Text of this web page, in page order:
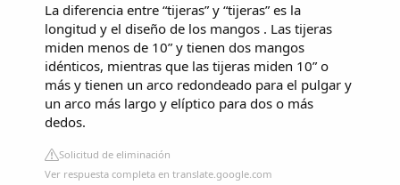
La diferencia entre “tijeras” y “tijeras” es la
longitud y el diseño de los mangos . Las tijeras
miden menos de 10” y tienen dos mangos
idénticos, mientras que las tijeras miden 10” o
más y tienen un arco redondeado para el pulgar y
un arco más largo y elíptico para dos o más
dedos.
Solicitud de eliminación
Ver respuesta completa en translate.google.com